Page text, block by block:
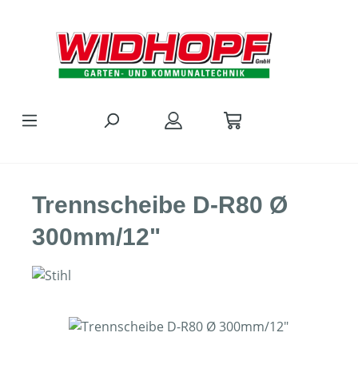
Trennscheibe D-R80 Ø
300mm/12"
Bildergalerie überspringen